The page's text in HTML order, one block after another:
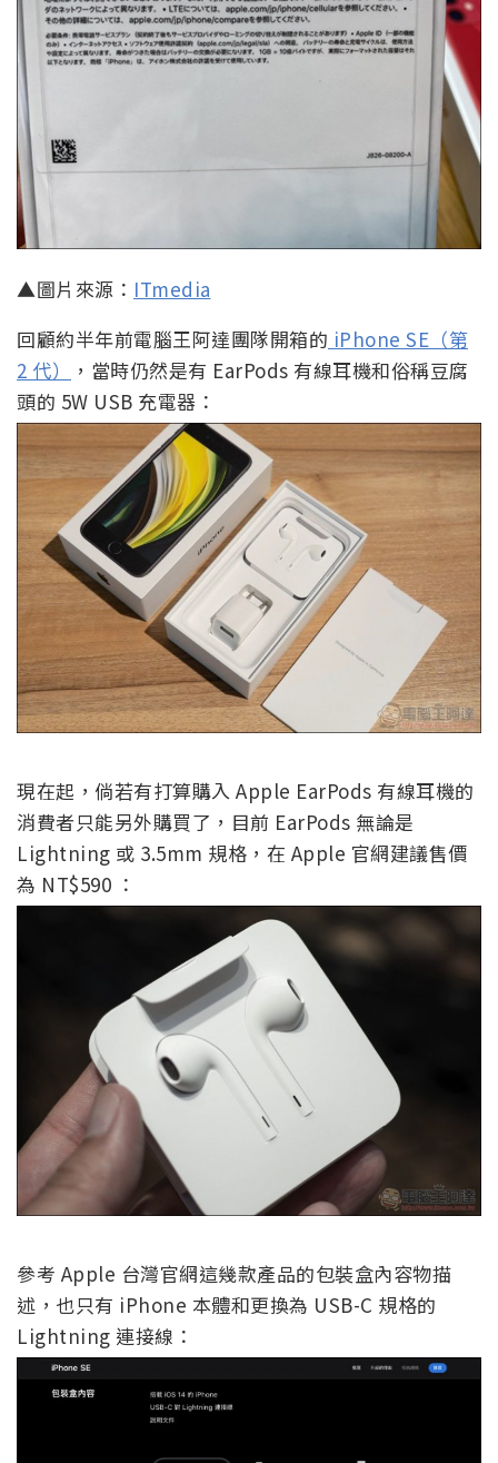
▲圖片來源： ITmedia
回顧約半年前電腦王阿達團隊開箱的 iPhone SE（第
2 代）
，當時仍然是有 EarPods 有線耳機和俗稱豆腐
頭的 5W USB 充電器：
現在起，倘若有打算購入 Apple EarPods 有線耳機的
消費者只能另外購買了，目前 EarPods 無論是
Lightning 或 3.5mm 規格，在 Apple 官網建議售價
為 NT$590 ：
參考 Apple 台灣官網這幾款產品的包裝盒內容物描
述，也只有 iPhone 本體和更換為 USB-C 規格的
Lightning 連接線：